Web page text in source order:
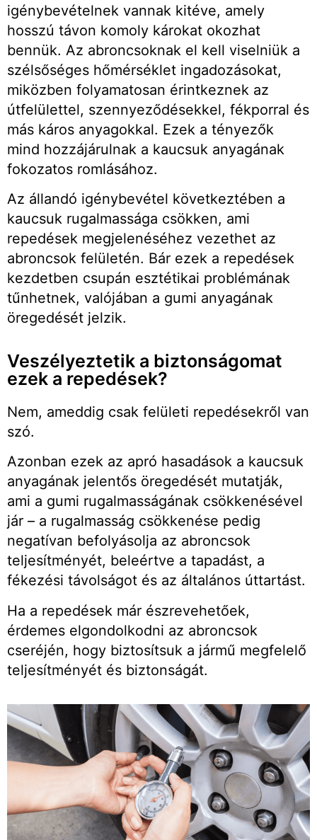
igénybevételnek vannak kitéve, amely
hosszú távon komoly károkat okozhat
bennük. Az abroncsoknak el kell viselniük a
szélsőséges hőmérséklet ingadozásokat,
miközben folyamatosan érintkeznek az
útfelülettel, szennyeződésekkel, fékporral és
más káros anyagokkal. Ezek a tényezők
mind hozzájárulnak a kaucsuk anyagának
fokozatos romlásához.
Az állandó igénybevétel következtében a
kaucsuk rugalmassága csökken, ami
repedések megjelenéséhez vezethet az
abroncsok felületén. Bár ezek a repedések
kezdetben csupán esztétikai problémának
tűnhetnek, valójában a gumi anyagának
öregedését jelzik.
Veszélyeztetik a biztonságomat
ezek a repedések?
Nem, ameddig csak felületi repedésekről van
szó.
Azonban ezek az apró hasadások a kaucsuk
anyagának jelentős öregedését mutatják,
ami a gumi rugalmasságának csökkenésével
jár – a rugalmasság csökkenése pedig
negatívan befolyásolja az abroncsok
teljesítményét, beleértve a tapadást, a
fékezési távolságot és az általános úttartást.
Ha a repedések már észrevehetőek,
érdemes elgondolkodni az abroncsok
cseréjén, hogy biztosítsuk a jármű megfelelő
teljesítményét és biztonságát.